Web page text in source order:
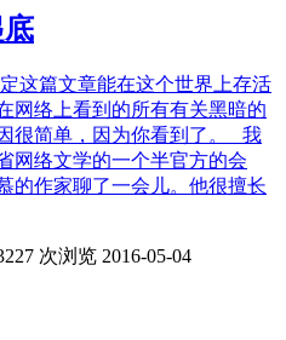
这篇文章能在这个世界上存活
网络上看到的所有有关黑暗的
很简单，因为你看到了。 我
网络文学的一个半官方的会
的作家聊了一会儿。他很擅长
次浏览 2016-05-04